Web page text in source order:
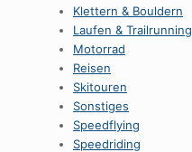
Klettern & Bouldern
Laufen & Trailrunning
Motorrad
Reisen
Skitouren
Sonstiges
Speedflying
Speedriding